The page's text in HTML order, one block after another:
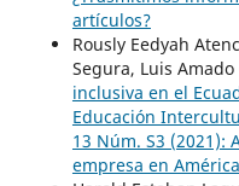
artículos?
Rously Eedyah
Segura, Luis
inclusiva en el
Educación
13 Núm. S3 (2021):
empresa en